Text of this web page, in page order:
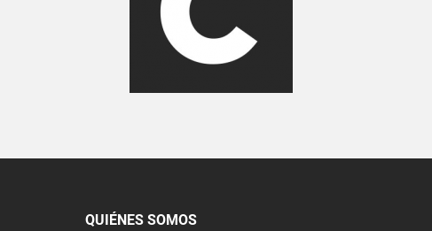
QUIÉNES SOMOS